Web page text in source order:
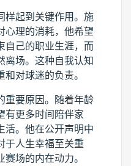
样起到关键作用。施
心理的消耗，他希望
自己的职业生涯，而
离场。这种自我认知
对球迷的负责。
重要原因。随着年龄
有更多时间陪伴家
活。他在公开声明中
于人生幸福至关重
场的内在动力。